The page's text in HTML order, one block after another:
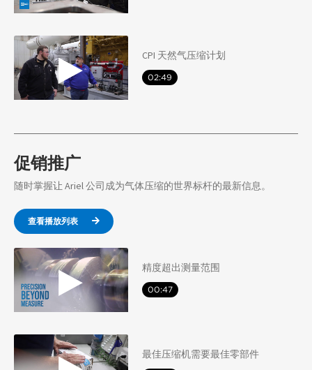
CPI 天然气压缩计划
02:49
促销推广
随时掌握让 Ariel 公司成为气体压缩的世界标杆的最新信息。
查看播放列表
精度超出测量范围
00:47
最佳压缩机需要最佳零部件